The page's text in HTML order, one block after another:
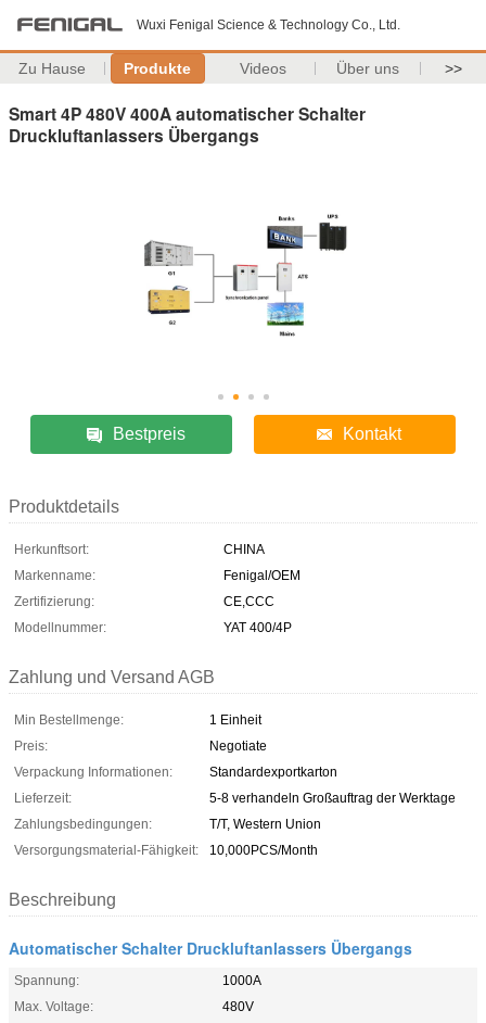
Wuxi Fenigal Science & Technology Co., Ltd.
Zu Hause Produkte Videos Über uns >>
Smart 4P 480V 400A automatischer Schalter
Druckluftanlassers Übergangs
Bestpreis Kontakt
Produktdetails
Herkunftsort:
CHINA
Markenname:
Fenigal/OEM
Zertifizierung:
CE,CCC
Modellnummer:
YAT 400/4P
Zahlung und Versand AGB
Min Bestellmenge:
1 Einheit
Preis:
Negotiate
Verpackung Informationen:
Standardexportkarton
Lieferzeit:
5-8 verhandeln Großauftrag der Werktage
Zahlungsbedingungen:
T/T, Western Union
Versorgungsmaterial-Fähigkeit:
10,000PCS/Month
Beschreibung
Automatischer Schalter Druckluftanlassers Übergangs
Spannung:
1000A
Max. Voltage:
480V